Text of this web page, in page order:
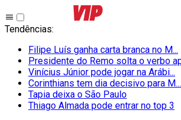
Tendências:
Filipe Luís ganha carta branca no M...
Presidente do Remo solta o verbo
Vinícius Júnior pode jogar na Arábi...
Corinthians tem dia decisivo para M...
Tapia deixa o São Paulo
Thiago Almada pode entrar no top 3